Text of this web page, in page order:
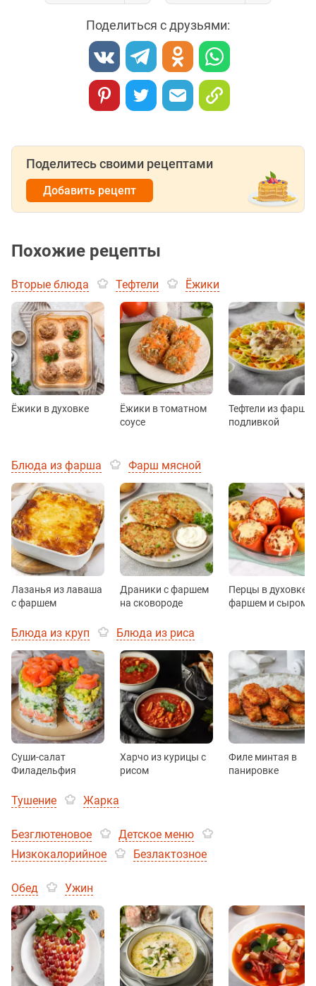
Поделиться с друзьями:
Поделитесь своими рецептами
Добавить рецепт
Похожие рецепты
Вторые блюда Тефтели Ёжики
Ёжики в духовке
Ёжики в томатном
соусе
Тефтели из фарша
подливкой
Блюда из фарша Фарш мясной
Лазанья из лаваша
с фаршем
Драники с фаршем
на сковороде
Перцы в духовке с
фаршем и сыром
Блюда из круп Блюда из риса
Суши-салат
Филадельфия
Харчо из курицы с
рисом
Филе минтая в
панировке
Тушение Жарка
Безглютеновое
Детское меню
Низкокалорийное
Безлактозное
Обед Ужин